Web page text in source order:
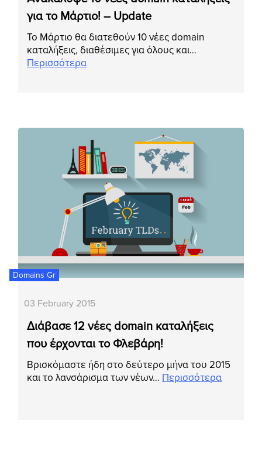
για το Μάρτιο! – Update
Το Μάρτιο θα διατεθούν 10 νέες domain
καταλήξεις, διαθέσιμες για όλους και…
Περισσότερα
Domains Gr
03 February 2015
Διάβασε 12 νέες domain καταλήξεις
που έρχονται το Φλεβάρη!
Βρισκόμαστε ήδη στο δεύτερο μήνα του 2015
και το λανσάρισμα των νέων… Περισσότερα